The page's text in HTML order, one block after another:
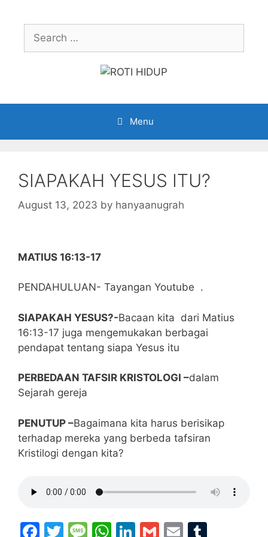
contentSearch
for:
Menu
SIAPAKAH YESUS ITU?
August 13, 2023 by hanyaanugrah
MATIUS 16:13-17
PENDAHULUAN- Tayangan Youtube .
SIAPAKAH YESUS?-Bacaan kita dari Matius
16:13-17 juga mengemukakan berbagai
pendapat tentang siapa Yesus itu
PERBEDAAN TAFSIR KRISTOLOGI –dalam
Sejarah gereja
PENUTUP –Bagaimana kita harus berisikap
terhadap mereka yang berbeda tafsiran
Kristilogi dengan kita?
F
T
M W Li G
E